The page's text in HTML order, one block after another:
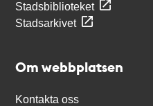
Stadsbiblioteket
Stadsarkivet
Om webbplatsen
Kontakta oss